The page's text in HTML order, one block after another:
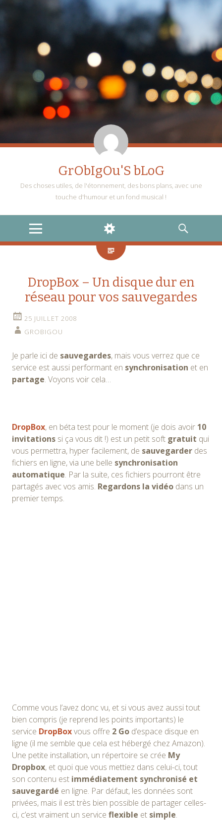
GrObIgOu'S bLoG
Des choses utiles, de l'étonnement, des bons plans, avec une
touche d'humour et un fond musical !
MENU
WIDGETS
RECHERCHE
DropBox – Un disque dur en
réseau pour vos sauvegardes
25 JUILLET 2008
GROBIGOU
Je parle ici de sauvegardes, mais vous verrez que ce
service est aussi performant en synchronisation et en
partage. Voyons voir cela…
DropBox, en béta test pour le moment (je dois avoir 10
invitations si ça vous dit !) est un petit soft gratuit qui
vous permettra, hyper facilement, de sauvegarder des
fichiers en ligne, via une belle synchronisation
automatique. Par la suite, ces fichiers pourront être
partagés avec vos amis. Regardons la vidéo dans un
premier temps.
Comme vous l’avez donc vu, et si vous avez aussi tout
bien compris (je reprend les points importants) le
service DropBoxvous offre 2 Go d’espace disque en
ligne (il me semble que cela est hébergé chez Amazon).
Une petite installation, un répertoire se crée My
Dropbox, et quoi que vous mettiez dans celui-ci, tout
son contenu est immédiatement synchronisé et
sauvegardé en ligne. Par défaut, les données sont
privées, mais il est très bien possible de partager celles-
ci, c’est vraiment un service flexible et simple.